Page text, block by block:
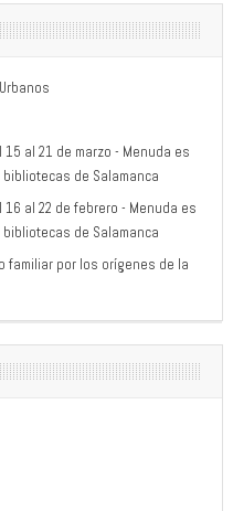
al 21 de marzo - Menuda es
de Salamanca
al 22 de febrero - Menuda es
de Salamanca
familiar por los orígenes de la